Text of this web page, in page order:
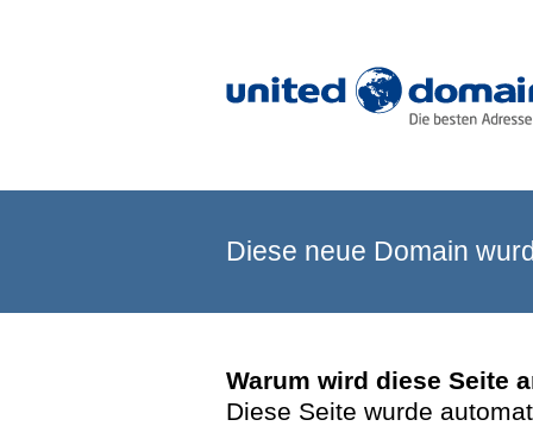
Diese neue Domain
Warum wird diese Seite
Diese Seite wurde